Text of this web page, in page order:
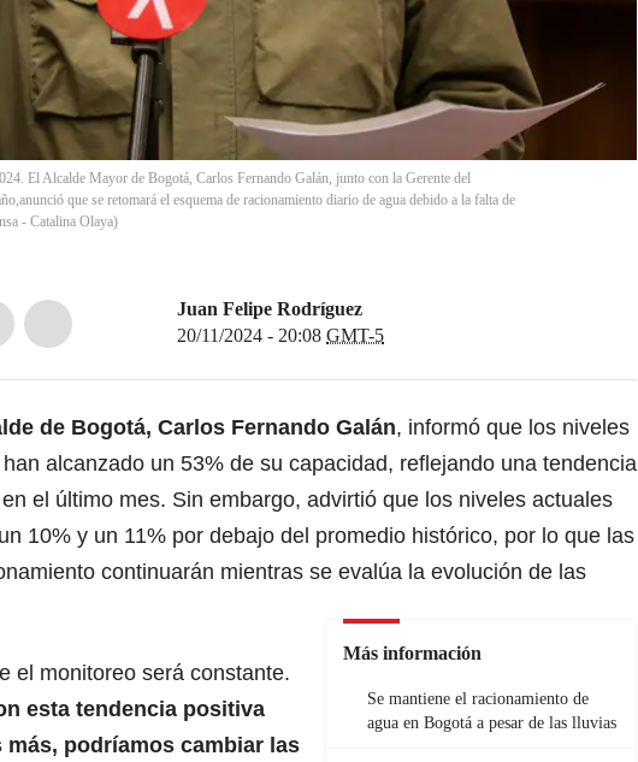
El Alcalde Mayor de Bogotá, Carlos Fernando Galán, junto con la Gerente del
que se retomará el esquema de racionamiento diario de agua debido a la falta de
- Catalina Olaya)
Juan Felipe Rodríguez
20/11/2024 - 20:08 GMT-5
de Bogotá, Carlos Fernando Galán, informó que los niveles
alcanzado un 53% de su capacidad, reflejando una tendencia
el último mes. Sin embargo, advirtió que los niveles actuales
10% y un 11% por debajo del promedio histórico, por lo que las
continuarán mientras se evalúa la evolución de las
Más información
Se mantiene el racionamiento de
agua en Bogotá a pesar de las lluvias
el monitoreo será constante.
esta tendencia positiva
más, podríamos cambiar las